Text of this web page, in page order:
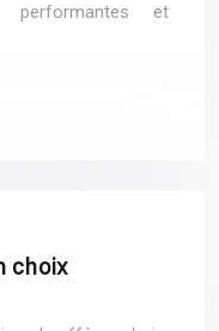
performantes et
choix